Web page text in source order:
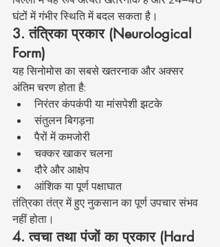
घंटों में गंभीर स्थिति में बदल सकता है।
3. तंत्रिका प्रकार (Neurological
Form)
यह सिनोमोस का सबसे खतरनाक और अक्सर
अंतिम चरण होता है:
निरंतर कंपकंपी या मांसपेशी झटके
संतुलन बिगड़ना
पैरों में कमजोरी
चक्कर खाकर चलना
दौरे और आक्षेप
आंशिक या पूर्ण पक्षाघात
तंत्रिका तंत्र में हुए नुकसान का पूर्ण उपचार संभव
नहीं होता।
4. त्वचा तथा पंजों का प्रकार (Hard